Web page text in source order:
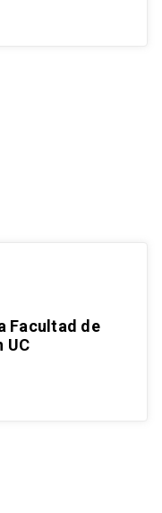
Facultad de
UC